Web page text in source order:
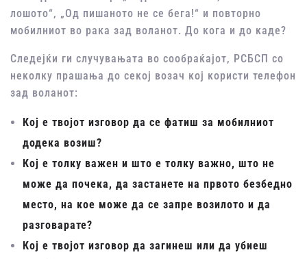
лошото“, „Од пишаното не се бега!“ и повторно
мобилниот во рака зад воланот. До кога и до каде?
Следејќи ги случувањата во сообраќајот, РСБСП со
неколку прашања до секој возач кој користи телефон
зад воланот:
Кој е твојот изговор да се фатиш за мобилниот
додека возиш?
Кој е толку важен и што е толку важно, што не
може да почека, да застанете на првото безбедно
место, на кое може да се запре возилото и да
разговарате?
Кој е твојот изговор да загинеш или да убиеш